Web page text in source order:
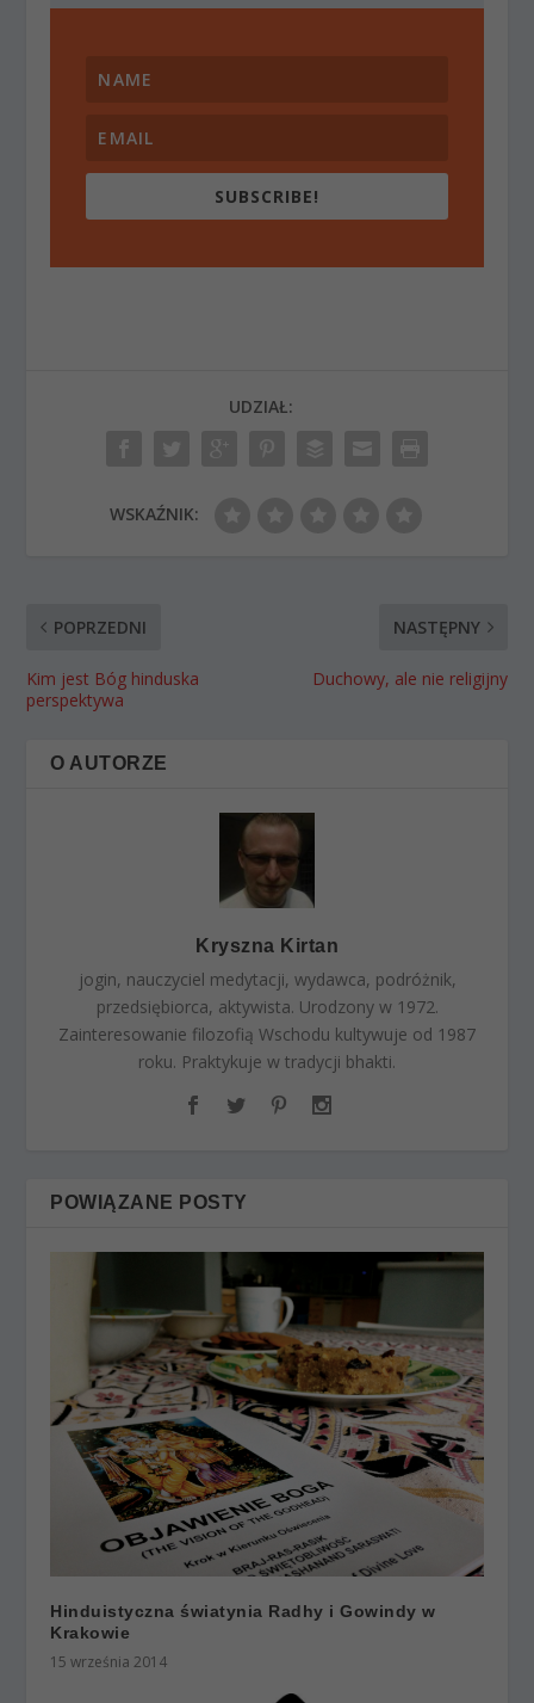
SUBSCRIBE!
UDZIAŁ:
WSKAŹNIK:
POPRZEDNI
Kim jest Bóg hinduska
perspektywa
NASTĘPNY
Duchowy, ale nie religijny
O AUTORZE
Kryszna Kirtan
jogin, nauczyciel medytacji, wydawca, podróżnik,
przedsiębiorca, aktywista. Urodzony w 1972.
Zainteresowanie filozofią Wschodu kultywuje od 1987
roku. Praktykuje w tradycji bhakti.
POWIĄZANE POSTY
Hinduistyczna światynia Radhy i Gowindy w
Krakowie
15 września 2014